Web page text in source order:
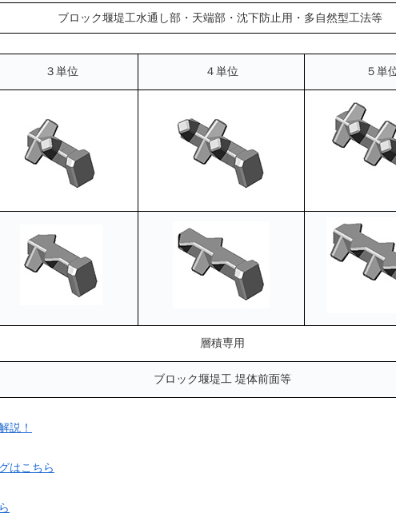
ブロック堰堤工水通し部・天端部・沈下防止用・多自然型工法等
３単位 ４単位 ５単
層積専用
ブロック堰堤工 堤体前面等
説！
はこちら